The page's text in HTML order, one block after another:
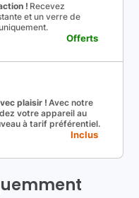
! Recevez
et un verre de
Offerts
plaisir ! Avec notre
votre appareil au
à tarif préférentiel.
Inclus